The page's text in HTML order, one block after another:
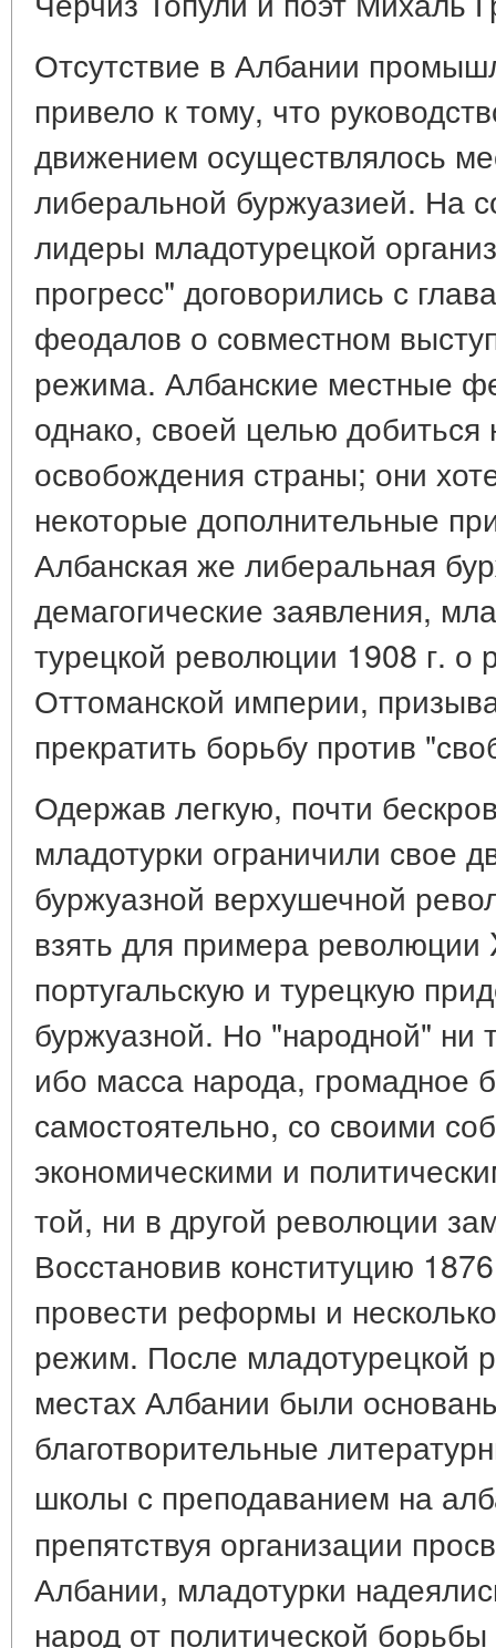
Отсутствие в Албании
привело к тому, что
движением осуществлялось
либеральной буржуазией. На
лидеры младотурецкой
прогресс" договорились с
феодалов о совместном
режима. Албанские местные
однако, своей целью добиться
освобождения страны; они
некоторые дополнительные
Албанская же либеральная
демагогические заявления,
турецкой революции 1908 г. о
Оттоманской империи,
прекратить борьбу против
Одержав легкую, почти
младотурки ограничили свое
буржуазной верхушечной
взять для примера революции
португальскую и турецкую
буржуазной. Но "народной" ни
ибо масса народа, громадное
самостоятельно, со своими
экономическими и
той, ни в другой революции
Восстановив конституцию
провести реформы и
режим. После младотурецкой
местах Албании были
благотворительные
школы с преподаванием на
препятствуя организации
Албании, младотурки
народ от политической